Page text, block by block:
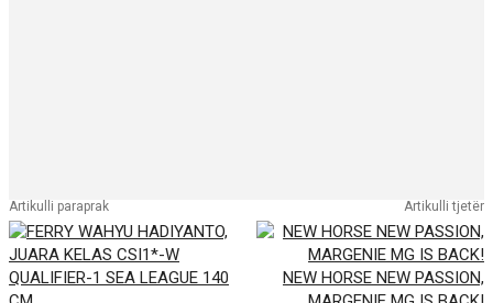
Artikulli paraprak Artikulli tjetër
NEW HORSE NEW PASSION,